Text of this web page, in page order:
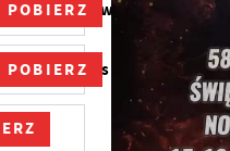
POBIERZ
POBIERZ